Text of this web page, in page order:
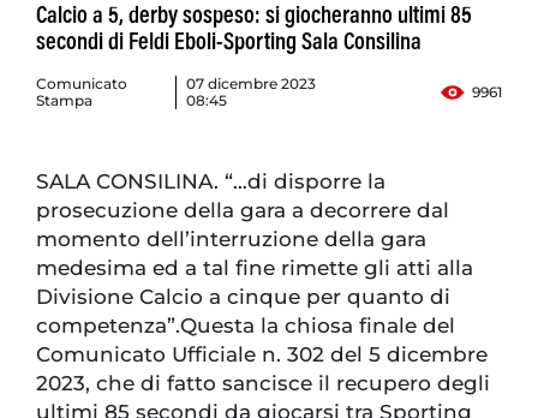
Calcio a 5, derby sospeso: si giocheranno ultimi 85
secondi di Feldi Eboli-Sporting Sala Consilina
Comunicato
Stampa
07 dicembre 2023
08:45
9961
SALA CONSILINA. “…di disporre la
prosecuzione della gara a decorrere dal
momento dell’interruzione della gara
medesima ed a tal fine rimette gli atti alla
Divisione Calcio a cinque per quanto di
competenza”.Questa la chiosa finale del
Comunicato Ufficiale n. 302 del 5 dicembre
2023, che di fatto sancisce il recupero degli
ultimi 85 secondi da giocarsi tra Sporting